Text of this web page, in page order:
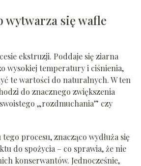
wytwarza się wafle
ekstruzji. Poddaje się ziarna
wysokiej temperatury i ciśnienia,
te wartości do naturalnych. W ten
do znacznego zwiększenia
„rozdmuchania” czy
procesu, znacząco wydłuża się
do spożycia – co sprawia, że nie
konserwantów. Jednocześnie,